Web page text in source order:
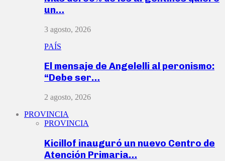
un…
3 agosto, 2026
PAÍS
El mensaje de Angelelli al peronismo:
“Debe ser…
2 agosto, 2026
PROVINCIA
PROVINCIA
Kicillof inauguró un nuevo Centro de
Atención Primaria…